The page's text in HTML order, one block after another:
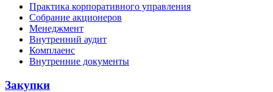
Практика корпоративного управления
Собрание акционеров
Менеджмент
Внутренний аудит
Комплаенс
Внутренние документы
Закупки